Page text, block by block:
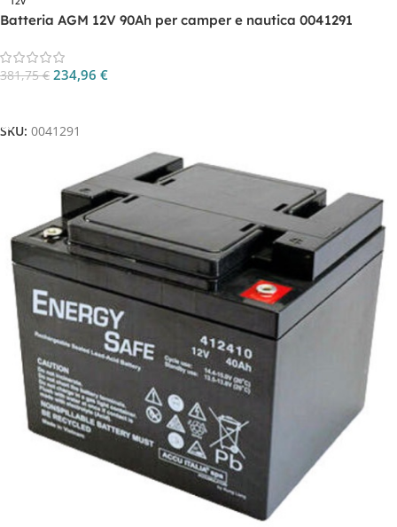
Batteria AGM 12V 90Ah per camper e nautica 0041291
381,75€ 234,96 €
SKU: 0041291